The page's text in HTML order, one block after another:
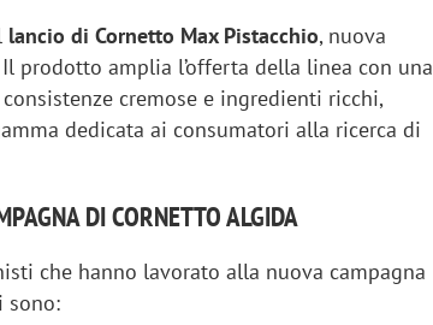
lancio di Cornetto Max Pistacchio, nuova
prodotto amplia l’offerta della linea con una
cremose e ingredienti ricchi,
dedicata ai consumatori alla ricerca di
DI CORNETTO ALGIDA
che hanno lavorato alla nuova campagna
sono: